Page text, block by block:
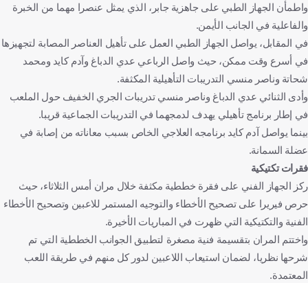
واطمأن الجهاز الطبي على جاهزية جابر، الذي يمثل عنصرا مهما من الخبرة
والفاعلية في الجانب الأيمن.
في المقابل، يواصل الجهاز الطبي العمل على تأهيل العناصر المصابة لتجهيزها
في أسرع وقت ممكن، حيث واصل الرباعي عدي الدباغ وآدم كايد ومحمد
شحاتة وناصر منسي التدريبات التأهيلية المكثفة.
وأدى الثنائي عدي الدباغ وناصر منسي تدريبات الجري الخفيف حول الملعب
في إطار برنامج تأهيلي يهدف لدمجهما في التدريبات الجماعية قريبا.
بينما يواصل آدم كايد برنامجه العلاجي الخاص بسبب معاناته من إصابة في
عضلة السمانة.
فقرات تكتيكية
ركز الجهاز الفني على فقرة خططية مكثفة خلال مران أمس الثلاثاء، حيث
حرص فيريرا على تصحيح الأخطاء والتوجيه المستمر للاعبين وتصحيح الأخطاء
الفنية والتكتيكية التي ظهرت في المباريات الأخيرة.
واختتم المران بتقسيمة فنية مصغرة لتطبيق الجوانب الخططية التي تم
شرحها نظريا، لضمان استيعاب اللاعبين لدور كل منهم في طريقة اللعب
المعتمدة.